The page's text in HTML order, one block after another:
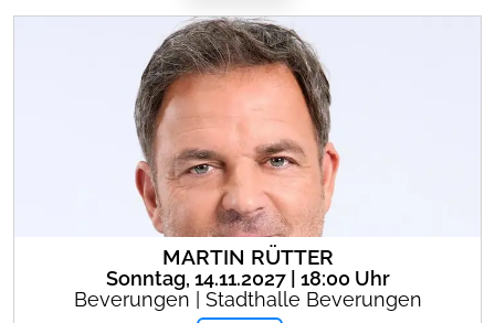
MARTIN RÜTTER
Sonntag, 14.11.2027 | 18:00 Uhr
Beverungen | Stadthalle Beverungen